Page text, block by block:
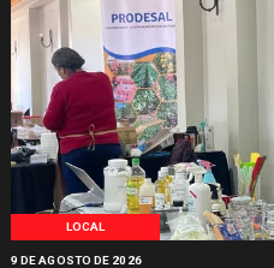
LOCAL
9 DE AGOSTO DE 2026